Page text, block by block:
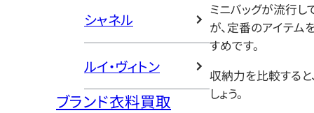
シャネル
ルイ・ヴィトン
ブランド衣料買取
ミニバッグが流行
が、定番のアイテ
すめです。
収納力を比較する
しょう。